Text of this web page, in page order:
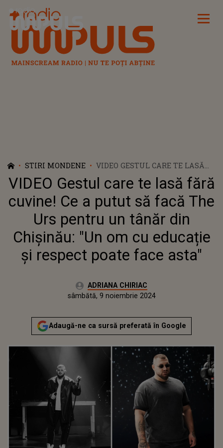
Radio Impuls
STIRI MONDENE
VIDEO GESTUL CARE TE LASĂ
FĂRĂ CUVINE! CE A PUTUT SĂ
FACĂ THE URS PENTRU UN
TÂNĂR DIN CHIȘINĂU: "UN OM
CU EDUCAȚIE ȘI RESPECT
POATE FACE ASTA"
VIDEO Gestul care te lasă fără
cuvine! Ce a putut să facă The
Urs pentru un tânăr din
Chișinău: "Un om cu educație
și respect poate face asta"
Autor:ADRIANA CHIRIAC
sâmbătă, 9 noiembrie 2024
Actualizat:
sâmbătă, 9 noiembrie 2024
Adaugă-ne ca sursă preferată în Google